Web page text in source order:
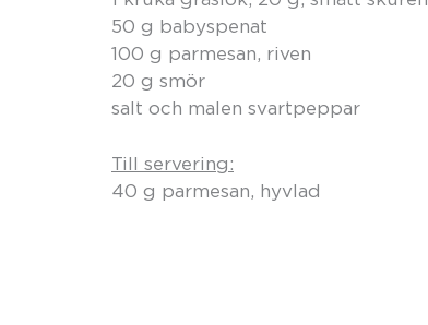
50 g babyspenat
100 g parmesan, riven
20 g smör
salt och malen svartpeppar
Till servering:
40 g parmesan, hyvlad